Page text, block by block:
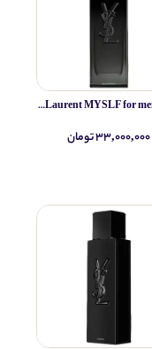
Yves Saint Laurent MYSLF for men EDP
۳۳,۰۰۰,۰۰۰ تومان